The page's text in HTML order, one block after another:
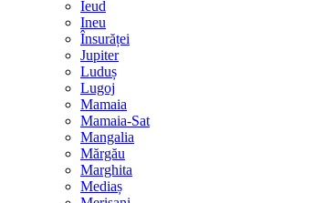
Ieud
Ineu
Însurăței
Jupiter
Luduș
Lugoj
Mamaia
Mamaia-Sat
Mangalia
Mărgău
Marghita
Mediaș